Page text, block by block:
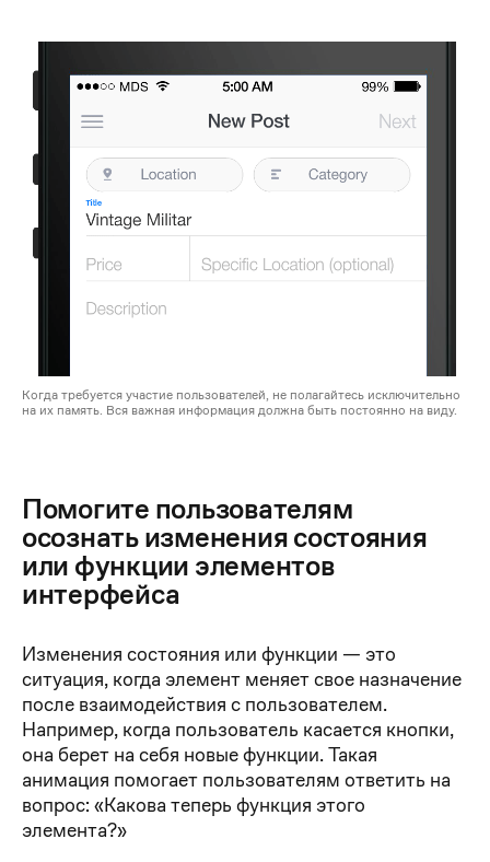
Когда требуется участие пользователей, не полагайтесь исключительно
на их память. Вся важная информация должна быть постоянно на виду.
Помогите пользователям
осознать изменения состояния
или функции элементов
интерфейса
Изменения состояния или функции — это
ситуация, когда элемент меняет свое назначение
после взаимодействия с пользователем.
Например, когда пользователь касается кнопки,
она берет на себя новые функции. Такая
анимация помогает пользователям ответить на
вопрос: «Какова теперь функция этого
элемента?»